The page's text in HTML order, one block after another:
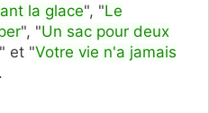
la glace", "Le
", "Un sac pour deux
" et "Votre vie n'a jamais